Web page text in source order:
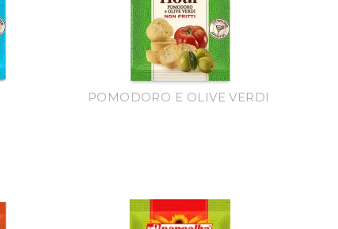
POMODORO E OLIVE VERDI